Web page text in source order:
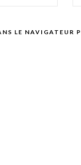
LE NAVIGATEUR